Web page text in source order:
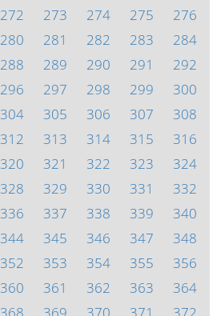
272 273 274 275
276
280 281 282 283
284
288 289 290 291
292
296 297 298 299
300
304 305 306 307
308
312 313 314 315
316
320 321 322 323
324
328 329 330 331
332
336 337 338 339
340
344 345 346 347
348
352 353 354 355
356
360 361 362 363
364